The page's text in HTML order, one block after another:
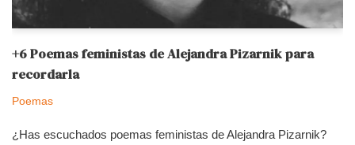
+6 Poemas feministas de Alejandra Pizarnik para
recordarla
Poemas
¿Has escuchados poemas feministas de Alejandra Pizarnik?